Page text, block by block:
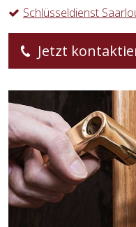
Schlüsseldienst
Jetzt